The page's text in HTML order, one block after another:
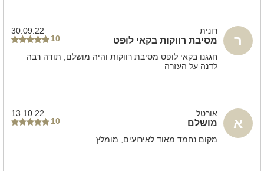
ר
רונית
מסיבת רווקות בקאי לופט
30.09.22
10
חגגנו בקאי לופט מסיבת רווקות והיה מושלם, תודה רבה
לדנה על העזרה
א
אורטל
מושלם
13.10.22
10
מקום נחמד מאוד לאירועים, מומלץ